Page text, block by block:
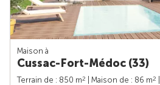
Maison à
Cussac-Fort-Médoc (33)
Terrain de : 850 m2 | Maison de : 86 m2